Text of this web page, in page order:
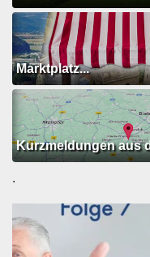
Marktplatz...
Kurzmeldungen aus
.